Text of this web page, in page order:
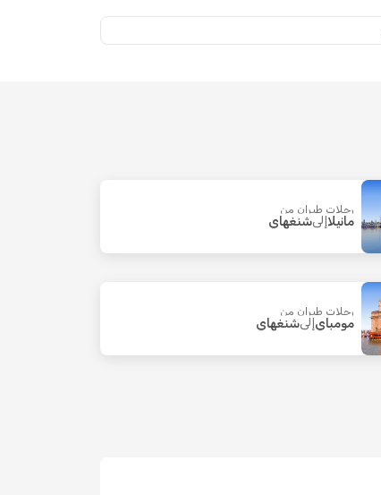
رحلات طيران من
مانيلا إلىشنغهاي
رحلات طيران من
مومباي إلىشنغهاي